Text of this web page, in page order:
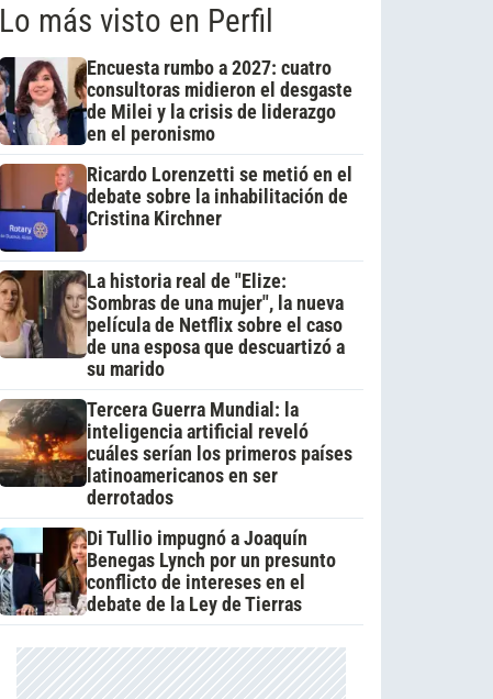
Lo más visto en Perfil
Encuesta rumbo a 2027: cuatro
consultoras midieron el desgaste
de Milei y la crisis de liderazgo
en el peronismo
Ricardo Lorenzetti se metió en el
debate sobre la inhabilitación de
Cristina Kirchner
La historia real de "Elize:
Sombras de una mujer", la nueva
película de Netflix sobre el caso
de una esposa que descuartizó a
su marido
Tercera Guerra Mundial: la
inteligencia artificial reveló
cuáles serían los primeros países
latinoamericanos en ser
derrotados
Di Tullio impugnó a Joaquín
Benegas Lynch por un presunto
conflicto de intereses en el
debate de la Ley de Tierras